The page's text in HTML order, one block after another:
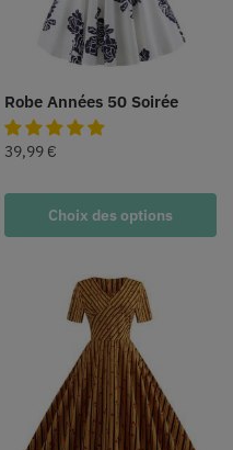
Robe Années 50 Soirée
39,99 €
Choix des options